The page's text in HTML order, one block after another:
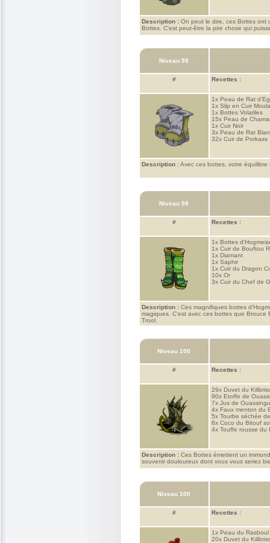
Description : On peut le dire, ces Bottes ont
Bottes. C'est peut-être la pire chose qui
Niveau 99
# Recettes :
1x Peau de Rat
1x Slip en Cuir
1x Bottes Volatiles
15x Peau de
1x Cuir Noir
3x Peau de Rat
32x Cuir de Porkass
Description :Avec ces bottes, votre
Niveau 99
# Recettes :
1x Bottes
1x Cuir de Bouftou
1x Diamant
1x Saphir
1x Cuir du Dragon
10x Or
3x Cuir du Chef de
Description : Ces magnifiques bottes
magiques. C'est avec ces bottes que Brouce
Trool.
Niveau 100
# Recettes :
29x Duvet du
90x Etoffe de
7x Jus de
4x Faux menton du
5x Tourbe séchée
6x Coco du Bitouf
4x Touffe rousse du
Description : Ces Bottes émettent un
souvenir douloureux dont vous vous seriez
Niveau 100
# Recettes :
1x Peau du Rasboul
20x Duvet du